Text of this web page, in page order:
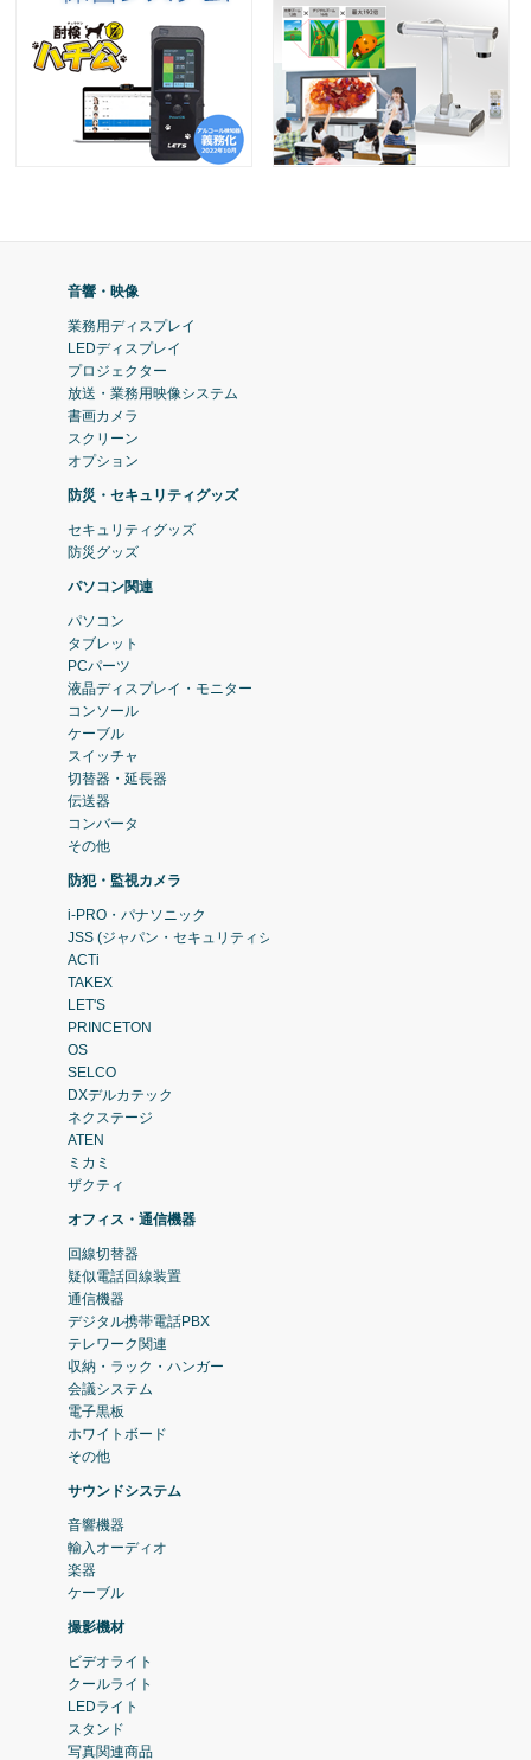
音響・映像
業務用ディスプレイ
LEDディスプレイ
プロジェクター
放送・業務用映像システム
書画カメラ
スクリーン
オプション
防災・セキュリティグッズ
セキュリティグッズ
防災グッズ
パソコン関連
パソコン
タブレット
PCパーツ
液晶ディスプレイ・モニター
コンソール
ケーブル
スイッチャ
切替器・延長器
伝送器
コンバータ
その他
防犯・監視カメラ
i-PRO・パナソニック
JSS (ジャパン・セキュリティシステム)
ACTi
TAKEX
LET'S
PRINCETON
OS
SELCO
DXデルカテック
ネクステージ
ATEN
ミカミ
ザクティ
オフィス・通信機器
回線切替器
疑似電話回線装置
通信機器
デジタル携帯電話PBX
テレワーク関連
収納・ラック・ハンガー
会議システム
電子黒板
ホワイトボード
その他
サウンドシステム
音響機器
輸入オーディオ
楽器
ケーブル
撮影機材
ビデオライト
クールライト
LEDライト
スタンド
写真関連商品